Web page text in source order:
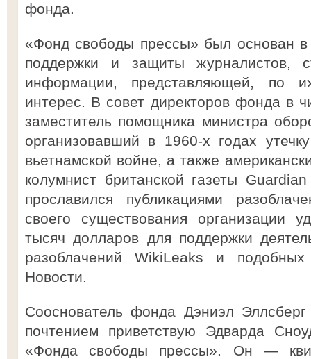
фонда.
«Фонд свободы прессы» был основан в
поддержки и защиты журналистов,
информации, представляющей, по
интерес. В совет директоров фонда в
заместитель помощника министра
организовавший в 1960-х годах
вьетнамской войне, а также
колумнист британской газеты
прославился публикациями
своего существования организации
тысяч долларов для поддержки
разоблачений WikiLeaks и
Новости.
Сооснователь фонда Дэниэл
почтением приветствую Эдварда
«Фонда свободы прессы». Он —